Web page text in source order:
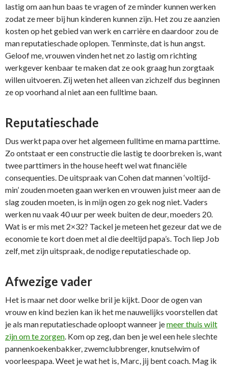
lastig om aan hun baas te vragen of ze minder kunnen werken
zodat ze meer bij hun kinderen kunnen zijn. Het zou ze aanzien
kosten op het gebied van werk en carrière en daardoor zou de
man reputatieschade oplopen. Tenminste, dat is hun angst.
Geloof me, vrouwen vinden het net zo lastig om richting
werkgever kenbaar te maken dat ze ook graag hun zorgtaak
willen uitvoeren. Zij weten het alleen van zichzelf dus beginnen
ze op voorhand al niet aan een fulltime baan.
Reputatieschade
Dus werkt papa over het algemeen fulltime en mama parttime.
Zo ontstaat er een constructie die lastig te doorbreken is, want
twee parttimers in the house heeft wel wat financiële
consequenties. De uitspraak van Cohen dat mannen ‘voltijd-
min’ zouden moeten gaan werken en vrouwen juist meer aan de
slag zouden moeten, is in mijn ogen zo gek nog niet. Vaders
werken nu vaak 40 uur per week buiten de deur, moeders 20.
Wat is er mis met 2×32? Tackel je meteen het gezeur dat we de
economie te kort doen met al die deeltijd papa’s. Toch liep Job
zelf, met zijn uitspraak, de nodige reputatieschade op.
Afwezige vader
Het is maar net door welke bril je kijkt. Door de ogen van
vrouw en kind bezien kan ik het me nauwelijks voorstellen dat
je als man reputatieschade oploopt wanneer jemeer thuis wilt
zijn om te zorgen. Kom op zeg, dan ben je wel een hele slechte
pannenkoekenbakker, zwemclubbrenger, knutselwim of
voorleespapa. Weet je wat het is, Marc, jij bent coach. Mag ik